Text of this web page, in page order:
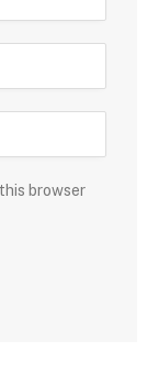
browser